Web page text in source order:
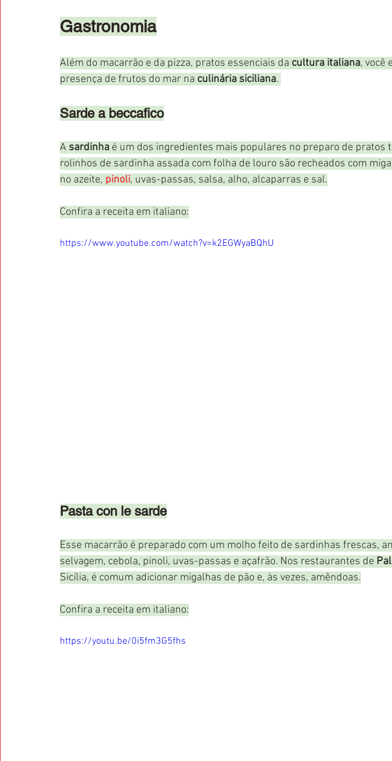
Gastronomia
Além do macarrão e da pizza, pratos essenciais da cultura italiana, você
presença de frutos do mar na culinária siciliana.
Sarde a beccafico
A sardinha é um dos ingredientes mais populares no preparo de pratos
rolinhos de sardinha assada com folha de louro são recheados com
no azeite, pinoli, uvas-passas, salsa, alho, alcaparras e sal.
Confira a receita em italiano:
https://www.youtube.com/watch?v=k2EGWyaBQhU
Pasta con le sarde
Esse macarrão é preparado com um molho feito de sardinhas frescas,
selvagem, cebola, pinoli, uvas-passas e açafrão. Nos restaurantes de
Sicília, é comum adicionar migalhas de pão e, às vezes, amêndoas.
Confira a receita em italiano:
https://youtu.be/0i5fm3G5fhs